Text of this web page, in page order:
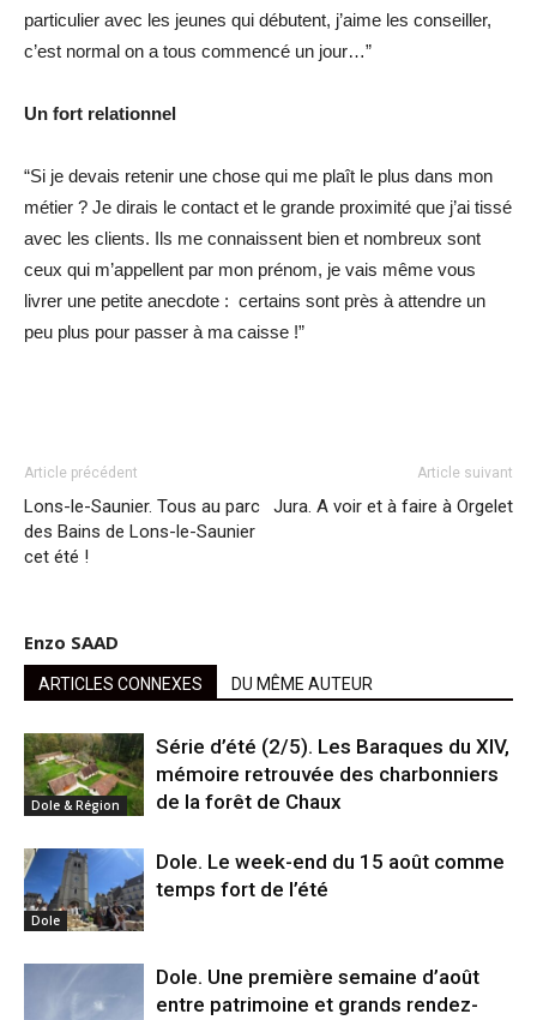
particulier avec les jeunes qui débutent, j’aime les conseiller,
c’est normal on a tous commencé un jour…”
Un fort relationnel
“Si je devais retenir une chose qui me plaît le plus dans mon
métier ? Je dirais le contact et le grande proximité que j’ai tissé
avec les clients. Ils me connaissent bien et nombreux sont
ceux qui m’appellent par mon prénom, je vais même vous
livrer une petite anecdote : certains sont près à attendre un
peu plus pour passer à ma caisse !”
Article précédent
Lons-le-Saunier. Tous au parc
des Bains de Lons-le-Saunier
cet été !
Article suivant
Jura. A voir et à faire à Orgelet
Enzo SAAD
ARTICLES CONNEXES DU MÊME AUTEUR
Dole & Région
Série d’été (2/5). Les Baraques du XIV,
mémoire retrouvée des charbonniers
de la forêt de Chaux
Dole
Dole. Le week-end du 15 août comme
temps fort de l’été
Dole. Une première semaine d’août
entre patrimoine et grands rendez-